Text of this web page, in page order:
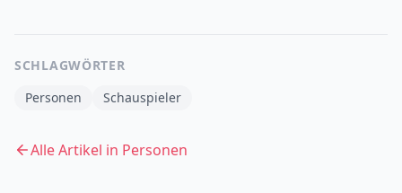
SCHLAGWÖRTER
Personen
Schauspieler
Alle Artikel in Personen